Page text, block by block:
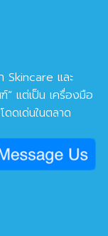
Skincare และ
” แต่เป็น เครื่องมือ
ดเด่นในตลาด